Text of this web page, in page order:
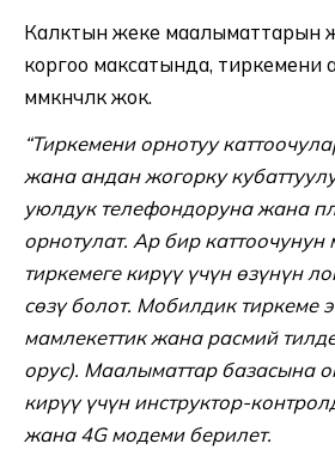
Калктын жеке маалыматтарын
коргоо максатында, тиркемени
мүмкүнчүлүк жок.
“Тиркемени орнотуу
жана андан жогорку
уюлдук телефондоруна жана
орнотулат. Ар бир
тиркемеге кирүү үчүн өзүнүн
сөзү болот. Мобилдик тиркеме
мамлекеттик жана расмий
орус). Маалыматтар базасына
кирүү үчүн инструктор-
жана 4G модеми берилет.